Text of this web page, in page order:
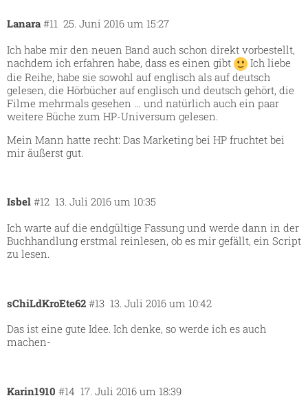
Lanara 25. Juni 2016 um 15:27
#11
Ich habe mir den neuen Band auch schon direkt vorbestellt,
nachdem ich erfahren habe, dass es einen gibt
Ich liebe
die Reihe, habe sie sowohl auf englisch als auf deutsch
gelesen, die Hörbücher auf englisch und deutsch gehört, die
Filme mehrmals gesehen … und natürlich auch ein paar
weitere Büche zum HP-Universum gelesen.
Mein Mann hatte recht: Das Marketing bei HP fruchtet bei
mir äußerst gut.
Isbel 13. Juli 2016 um 10:35
#12
Ich warte auf die endgültige Fassung und werde dann in der
Buchhandlung erstmal reinlesen, ob es mir gefällt, ein Script
zu lesen.
sChiLdKroEte62 13. Juli 2016 um 10:42
#13
Das ist eine gute Idee. Ich denke, so werde ich es auch
machen-
Karin1910 17. Juli 2016 um 18:39
#14